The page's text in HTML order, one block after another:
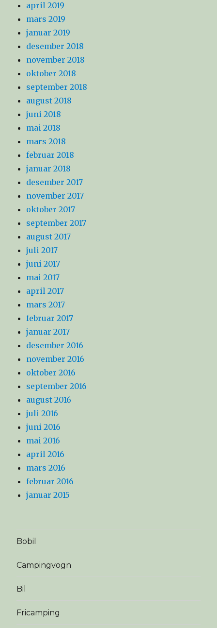
april 2019
mars 2019
januar 2019
desember 2018
november 2018
oktober 2018
september 2018
august 2018
juni 2018
mai 2018
mars 2018
februar 2018
januar 2018
desember 2017
november 2017
oktober 2017
september 2017
august 2017
juli 2017
juni 2017
mai 2017
april 2017
mars 2017
februar 2017
januar 2017
desember 2016
november 2016
oktober 2016
september 2016
august 2016
juli 2016
juni 2016
mai 2016
april 2016
mars 2016
februar 2016
januar 2015
Bobil
Campingvogn
Bil
Fricamping